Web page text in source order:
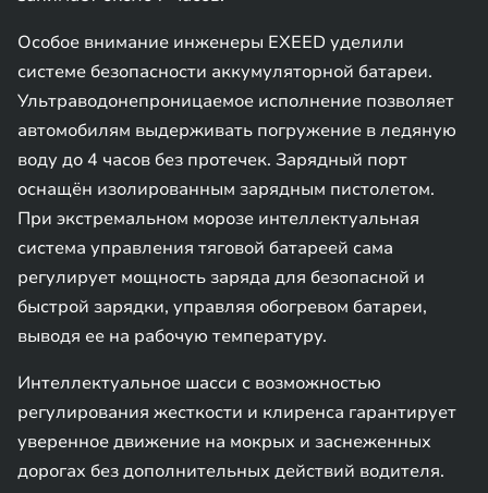
Особое внимание инженеры EXEED уделили
системе безопасности аккумуляторной батареи.
Ультраводонепроницаемое исполнение позволяет
автомобилям выдерживать погружение в ледяную
воду до 4 часов без протечек. Зарядный порт
оснащён изолированным зарядным пистолетом.
При экстремальном морозе интеллектуальная
система управления тяговой батареей сама
регулирует мощность заряда для безопасной и
быстрой зарядки, управляя обогревом батареи,
выводя ее на рабочую температуру.
Интеллектуальное шасси с возможностью
регулирования жесткости и клиренса гарантирует
уверенное движение на мокрых и заснеженных
дорогах без дополнительных действий водителя.